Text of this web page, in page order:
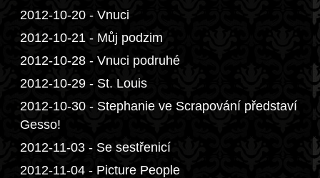
2012-10-20 - Vnuci
2012-10-21 - Můj podzim
2012-10-28 - Vnuci podruhé
2012-10-29 - St. Louis
2012-10-30 - Stephanie ve Scrapování představí
Gesso!
2012-11-03 - Se sestřenicí
2012-11-04 - Picture People